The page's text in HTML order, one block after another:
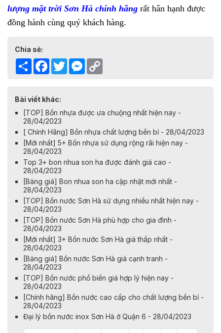
lượng mặt trời Sơn Hà chính hãng rất hân hạnh được
đồng hành cùng quý khách hàng.
Chia sẻ:
Share Facebook
TwitterMessenger
Bài viết khác:
[TOP] Bồn nhựa được ưa chuộng nhất hiện nay -
28/04/2023
[ Chính Hãng] Bồn nhựa chất lượng bền bỉ - 28/04/2023
[Mới nhất] 5+ Bồn nhựa sử dụng rộng rãi hiện nay -
28/04/2023
Top 3+ bon nhua son ha được đánh giá cao -
28/04/2023
[Bảng giá] Bon nhua son ha cập nhật mới nhất -
28/04/2023
[TOP] Bồn nước Sơn Hà sử dụng nhiều nhất hiện nay -
28/04/2023
[TOP] Bồn nước Sơn Hà phù hợp cho gia đình -
28/04/2023
[Mới nhất] 3+ Bồn nước Sơn Hà giá thấp nhất -
28/04/2023
[Bảng giá] Bồn nước Sơn Hà giá cạnh tranh -
28/04/2023
[TOP] Bồn nước phổ biến giá hợp lý hiện nay -
28/04/2023
[Chính hãng] Bồn nước cao cấp cho chất lượng bền bỉ -
28/04/2023
Đại lý bồn nước inox Sơn Hà ở Quận 6 - 28/04/2023